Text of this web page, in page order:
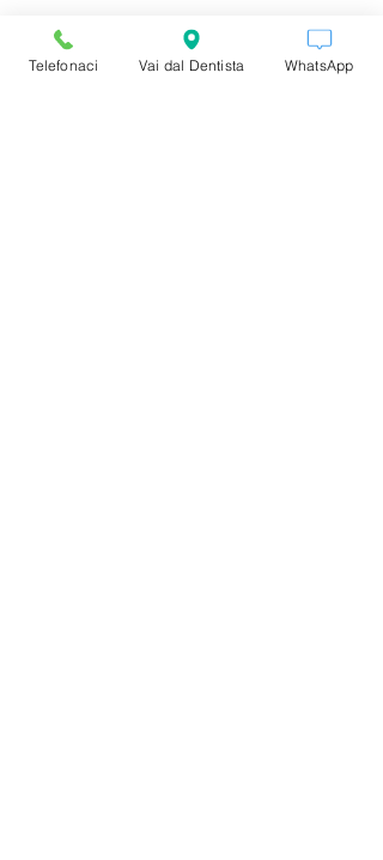
Telefonaci Vai dal Dentista WhatsApp